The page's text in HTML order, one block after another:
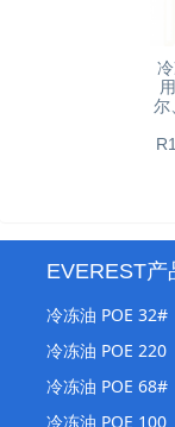
尔
EVEREST产
冷冻油 POE 32#
冷冻油 POE 220
冷冻油 POE 68#
冷冻油 POE 100